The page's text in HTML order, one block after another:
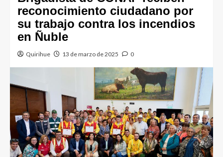
reconocimiento ciudadano por
su trabajo contra los incendios
en Ñuble
Quirihue 13 de marzo de 2025 0